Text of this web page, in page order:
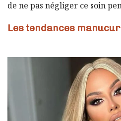
de ne pas négliger ce soin
Les tendances